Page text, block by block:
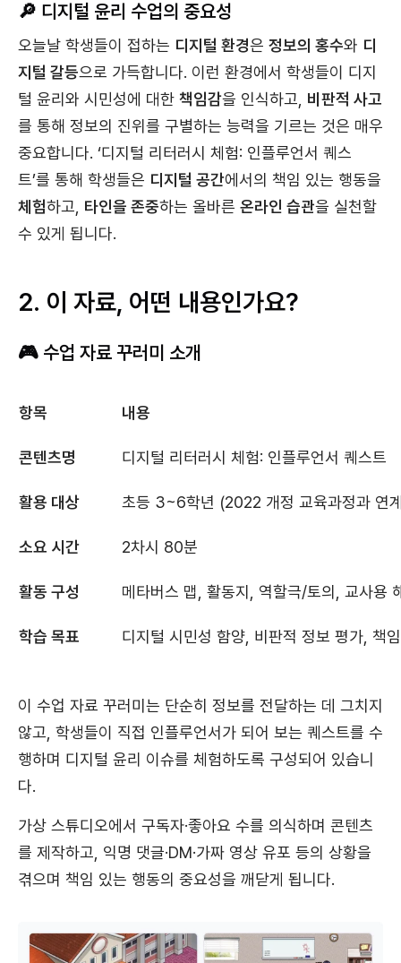
🔎 디지털 윤리 수업의 중요성
오늘날 학생들이 접하는 디지털 환경은 정보의 홍수와 디
지털 갈등으로 가득합니다. 이런 환경에서 학생들이 디지
털 윤리와 시민성에 대한 책임감을 인식하고, 비판적 사고
를 통해 정보의 진위를 구별하는 능력을 기르는 것은 매우
중요합니다. ‘디지털 리터러시 체험: 인플루언서 퀘스
트’를 통해 학생들은 디지털 공간에서의 책임 있는 행동을
체험하고, 타인을 존중하는 올바른 온라인 습관을 실천할
수 있게 됩니다.
2. 이 자료, 어떤 내용인가요?
🎮 수업 자료 꾸러미 소개
항목 내용
콘텐츠명 디지털 리터러시 체험: 인플루언서 퀘스트
활용 대상 초등 3~6학년 (2022 개정 교육과정과 연
소요 시간 2차시 80분
활동 구성 메타버스 맵, 활동지, 역할극/토의, 교사용
학습 목표 디지털 시민성 함양, 비판적 정보 평가, 책
이 수업 자료 꾸러미는 단순히 정보를 전달하는 데 그치지
않고, 학생들이 직접 인플루언서가 되어 보는 퀘스트를 수
행하며 디지털 윤리 이슈를 체험하도록 구성되어 있습니
다.
가상 스튜디오에서 구독자·좋아요 수를 의식하며 콘텐츠
를 제작하고, 익명 댓글·DM·가짜 영상 유포 등의 상황을
겪으며 책임 있는 행동의 중요성을 깨닫게 됩니다.